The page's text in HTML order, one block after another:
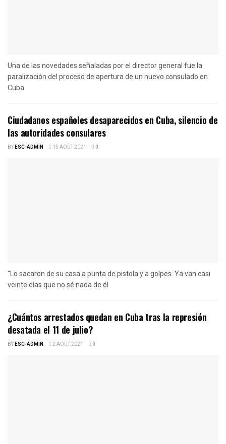
Una de las novedades señaladas por el director general fue la
paralización del proceso de apertura de un nuevo consulado en
Cuba
Ciudadanos españoles desaparecidos en Cuba, silencio de
las autoridades consulares
BYESC-ADMIN 15 AOÛT 2021 0
"Lo sacaron de su casa a punta de pistola y a golpes. Ya van casi
veinte días que no sé nada de él
¿Cuántos arrestados quedan en Cuba tras la represión
desatada el 11 de julio?
BYESC-ADMIN 2 AOÛT 2021 0